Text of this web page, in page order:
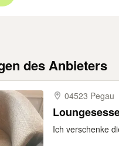
des Anbieters
04523 Pegau
Ich verschenke